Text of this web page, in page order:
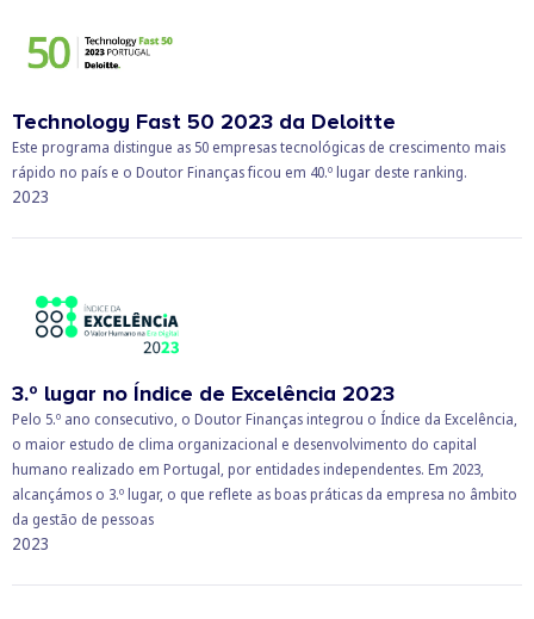
Technology Fast 50 2023 da Deloitte
Este programa distingue as 50 empresas tecnológicas de crescimento mais
rápido no país e o Doutor Finanças ficou em 40.º lugar deste ranking.
2023
3.º lugar no Índice de Excelência 2023
Pelo 5.º ano consecutivo, o Doutor Finanças integrou o Índice da Excelência,
o maior estudo de clima organizacional e desenvolvimento do capital
humano realizado em Portugal, por entidades independentes. Em 2023,
alcançámos o 3.º lugar, o que reflete as boas práticas da empresa no âmbito
da gestão de pessoas
2023